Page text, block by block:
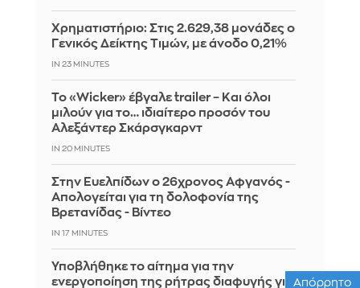
Χρηματιστήριο: Στις 2.629,38 μονάδες ο
Γενικός Δείκτης Τιμών, με άνοδο 0,21%
IN 23 MINUTES
Το «Wicker» έβγαλε trailer – Και όλοι
μιλούν για το… ιδιαίτερο προσόν του
Αλεξάντερ Σκάρσγκαρντ
IN 20 MINUTES
Στην Ευελπίδων ο 26χρονος Αφγανός -
Απολογείται για τη δολοφονία της
Βρετανίδας - Βίντεο
IN 17 MINUTES
Υποβλήθηκε το αίτημα για την
ενεργοποίηση της ρήτρας διαφυγής για Απόρρητο